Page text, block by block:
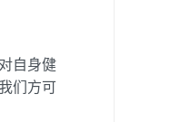
自身健
们方可